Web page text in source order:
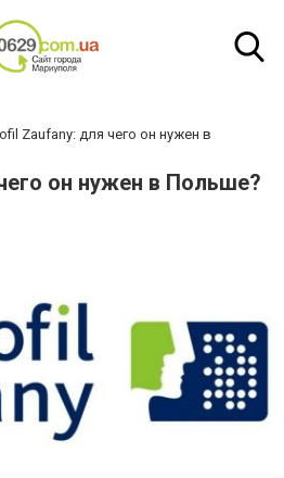
Zaufany: для чего он нужен в
он нужен в Польше?